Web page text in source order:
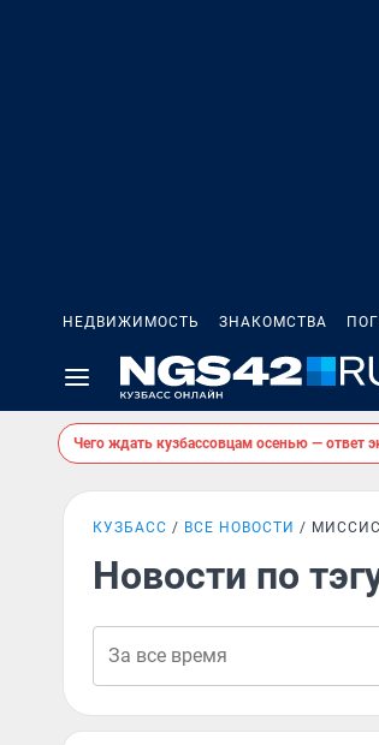
НЕДВИЖИМОСТЬ ЗНАКОМСТВА
Чего ждать кузбассовцам осенью — ответ
КУЗБАСС ВСЕ НОВОСТИ
Новости по